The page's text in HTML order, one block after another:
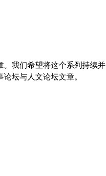
我们希望将这个系列持续并
坛与人文论坛文章。